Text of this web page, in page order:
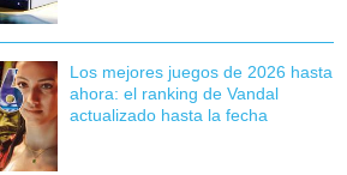
Los mejores juegos de 2026 hasta
ahora: el ranking de Vandal
actualizado hasta la fecha